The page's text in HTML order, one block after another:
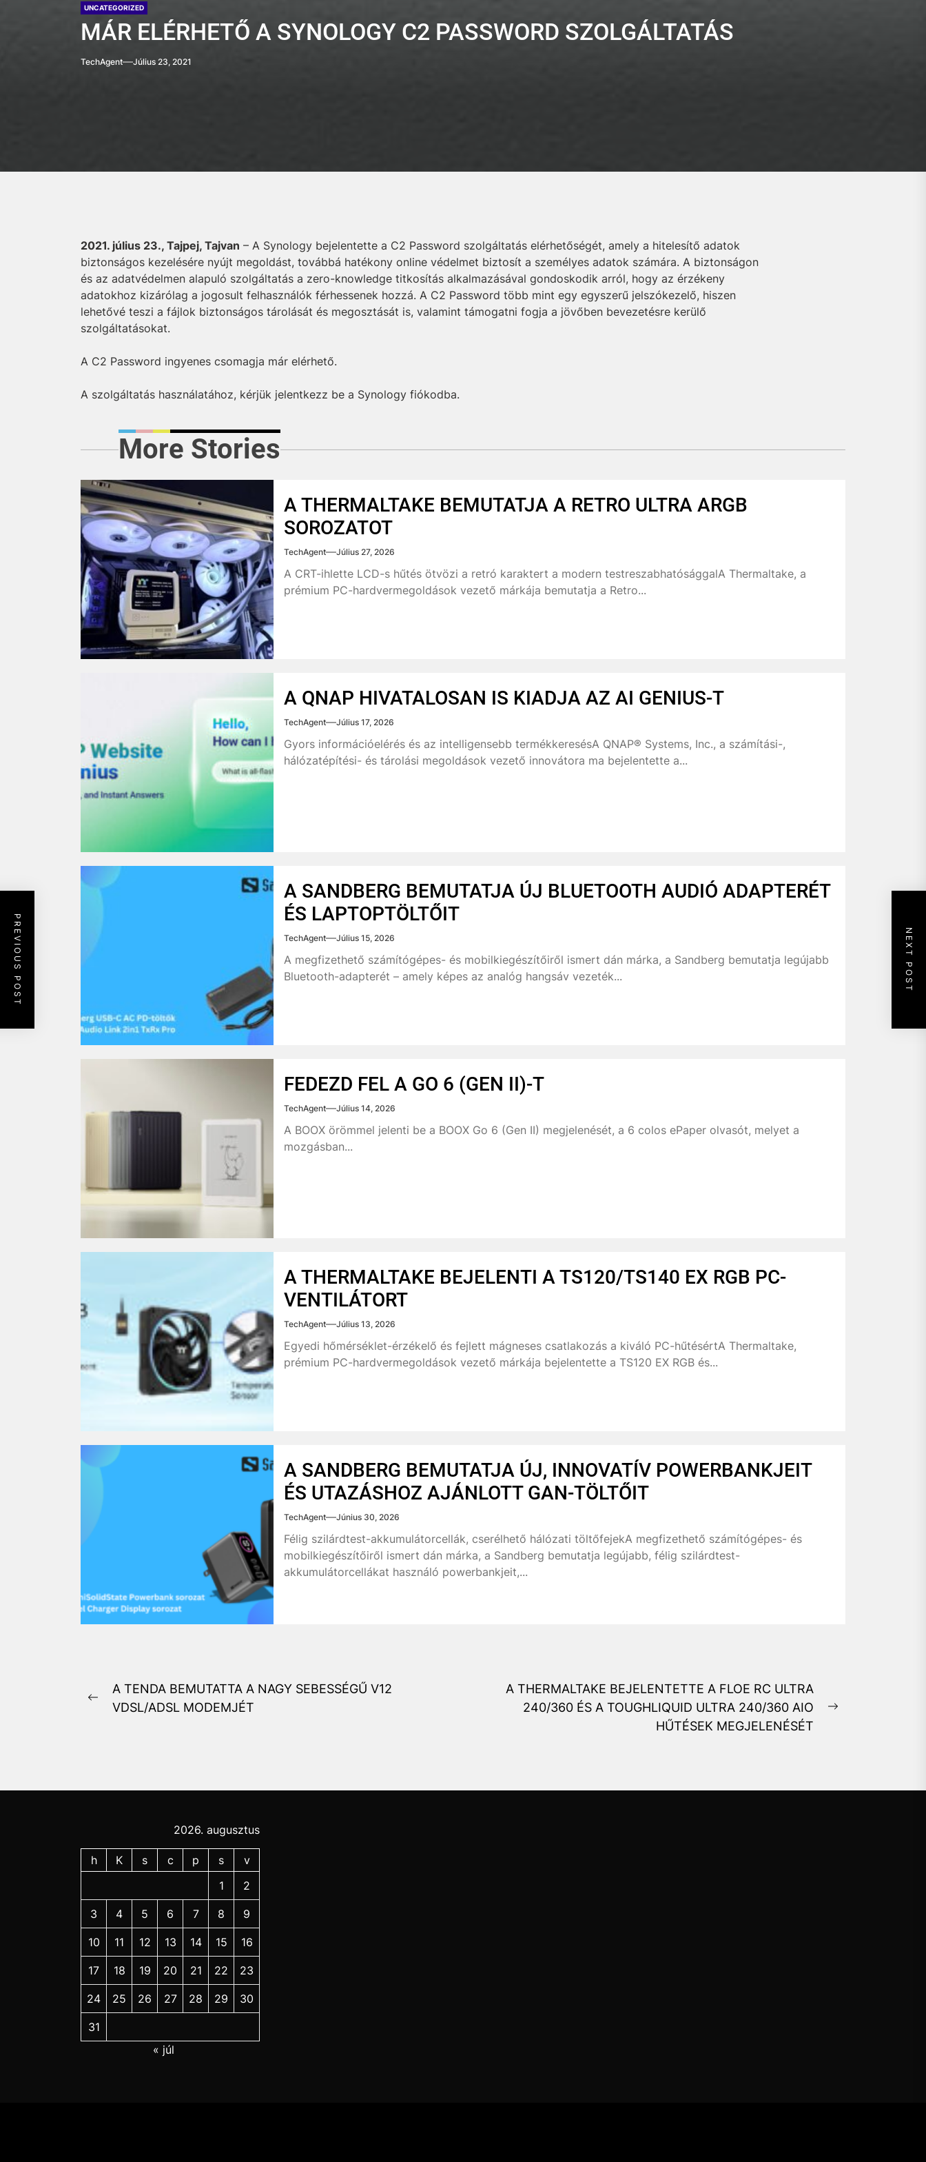
UNCATEGORIZED
MÁR ELÉRHETŐ A SYNOLOGY C2 PASSWORD SZOLGÁLTATÁS
TechAgent Július 23, 2021
2021. július 23., Tajpej, Tajvan – A Synology bejelentette a C2 Password szolgáltatás elérhetőségét, amely a hitelesítő adatok
biztonságos kezelésére nyújt megoldást, továbbá hatékony online védelmet biztosít a személyes adatok számára. A biztonságon
és az adatvédelmen alapuló szolgáltatás a zero-knowledge titkosítás alkalmazásával gondoskodik arról, hogy az érzékeny
adatokhoz kizárólag a jogosult felhasználók férhessenek hozzá. A C2 Password több mint egy egyszerű jelszókezelő, hiszen
lehetővé teszi a fájlok biztonságos tárolását és megosztását is, valamint támogatni fogja a jövőben bevezetésre kerülő
szolgáltatásokat.
A C2 Password ingyenes csomagja már elérhető.
A szolgáltatás használatához, kérjük jelentkezz be a Synology fiókodba.
PREVIOUS POST NEXT POST
More Stories
A THERMALTAKE BEMUTATJA A RETRO ULTRA ARGB
SOROZATOT
TechAgent Július 27, 2026
A CRT-ihlette LCD-s hűtés ötvözi a retró karaktert a modern testreszabhatósággalA Thermaltake, a
prémium PC-hardvermegoldások vezető márkája bemutatja a Retro...
A QNAP HIVATALOSAN IS KIADJA AZ AI GENIUS-T
TechAgent Július 17, 2026
Gyors információelérés és az intelligensebb termékkeresésA QNAP® Systems, Inc., a számítási-,
hálózatépítési- és tárolási megoldások vezető innovátora ma bejelentette a...
A SANDBERG BEMUTATJA ÚJ BLUETOOTH AUDIÓ ADAPTERÉT
ÉS LAPTOPTÖLTŐIT
TechAgent Július 15, 2026
A megfizethető számítógépes- és mobilkiegészítőiről ismert dán márka, a Sandberg bemutatja legújabb
Bluetooth-adapterét – amely képes az analóg hangsáv vezeték...
FEDEZD FEL A GO 6 (GEN II)-T
TechAgent Július 14, 2026
A BOOX örömmel jelenti be a BOOX Go 6 (Gen II) megjelenését, a 6 colos ePaper olvasót, melyet a
mozgásban...
A THERMALTAKE BEJELENTI A TS120/TS140 EX RGB PC-
VENTILÁTORT
TechAgent Július 13, 2026
Egyedi hőmérséklet-érzékelő és fejlett mágneses csatlakozás a kiváló PC-hűtésértA Thermaltake,
prémium PC-hardvermegoldások vezető márkája bejelentette a TS120 EX RGB és...
A SANDBERG BEMUTATJA ÚJ, INNOVATÍV POWERBANKJEIT
ÉS UTAZÁSHOZ AJÁNLOTT GAN-TÖLTŐIT
TechAgent Június 30, 2026
Félig szilárdtest-akkumulátorcellák, cserélhető hálózati töltőfejekA megfizethető számítógépes- és
mobilkiegészítőiről ismert dán márka, a Sandberg bemutatja legújabb, félig szilárdtest-
akkumulátorcellákat használó powerbankjeit,...
Bejegyzés
navigáció
Previous
A TENDA BEMUTATTA A NAGY SEBESSÉGŰ V12
VDSL/ADSL MODEMJÉT
A THERMALTAKE BEJELENTETTE A FLOE RC ULTRA
240/360 ÉS A TOUGHLIQUID ULTRA 240/360 AIO
HŰTÉSEK MEGJELENÉSÉT
2026. augusztus
h K s c p s
v
1
2
3 4 5 6 7 8 9
10 11 12 13 14 15 16
17 18 19 20 21 22 23
24 25 26 27 28 29 30
31
« júl